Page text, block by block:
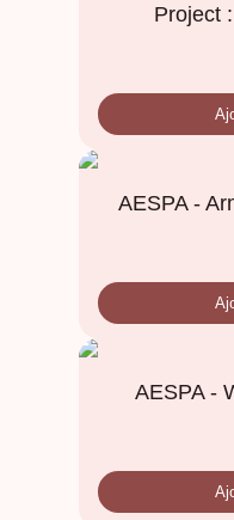
Project
AESPA -
AESPA -